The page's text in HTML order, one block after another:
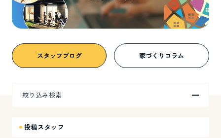
スタッフブログ 家づくりコラム
絞り込み検索
投稿スタッフ
TOPページ
ファンズライフホームについて
お問い合わせ
お知らせ